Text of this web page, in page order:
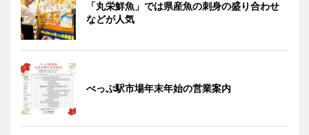
「丸栄鮮魚」では県産魚の刺身の盛り合わせ
などが人気
べっぷ駅市場年末年始の営業案内